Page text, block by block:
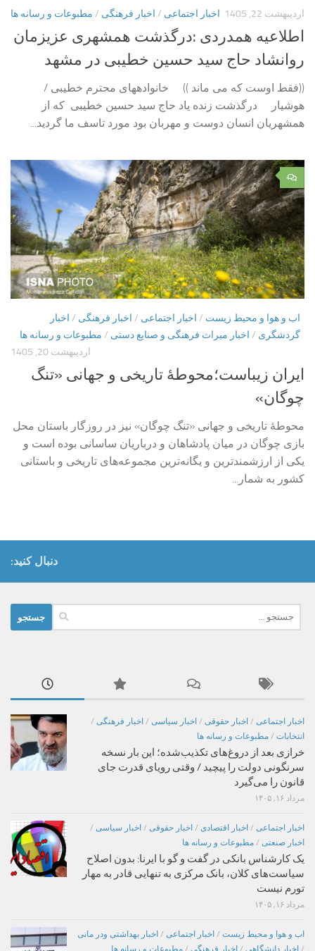
اخبار اجتماعی / اخبار فرهنگی / مطبوعات و رسانه ها اردیبهشت 22, 1405
اطلاعیه همدردی :درگذشت همشهری عزیزمان
روانشاد حاج سید حسین خطیبی در مشهد
((فقط اوست که می ماند )) خانوادههای محترم خطیبی /
هوشیار درگذشت زنده یاد حاج سید حسین خطیبی که از
همشهریان انسان دوست و مهربان بود مورد تاسف ما گردید...
۰
اب و هوا و محیط زیست / اخبار اجتماعی / اخبار فرهنگی / اخبار
گردشگری / اخبار میراث فرهنگی و صنایع دستی / مطبوعات و رسانه ها
اردیبهشت 20, 1405
ایران زیباست؛محوطۀ تاریخی و جهانی «تنگ
چوگان»
محوطۀ تاریخی و جهانی «تنگ چوگان» نیز در روزگار باستان محل
بازی چوگان در میان پادشاهان و درباریان ساسانی بوده است و
یکی از ارزشمندترین و یگانه‌ترین مجموعه‌های تاریخی و باستانی
کشور به شمار...
دنبال کنید:
برای:
اخبار اجتماعی / اخبار حقوقی / اخبار سیاسی / اخبار فرهنگی /
انتخابات / مطبوعات و رسانه ها
خرازی بعد از دروغ‌های تکذیب‌شده؛ این بار نسخه
سرنگونی دولت را پیچید / وقتی رویای قدرت جای
قانون را می‌گیرد
مرداد ۱۶, ۱۴۰۵
اخبار اجتماعی / اخبار اقتصادی / اخبار حقوقی / اخبار سیاسی /
اخبار صنعتی / مطبوعات و رسانه ها
یک کارشناس بانکی در گفت و گو با ایرنا: بدون اصلاح
سیاست‌های کلان، بانک مرکزی به تنهایی قادر به مهار
تورم نیست
مرداد ۱۶, ۱۴۰۵
اب و هوا و محیط زیست / اخبار اجتماعی / اخبار بهداشتی ودر مانی